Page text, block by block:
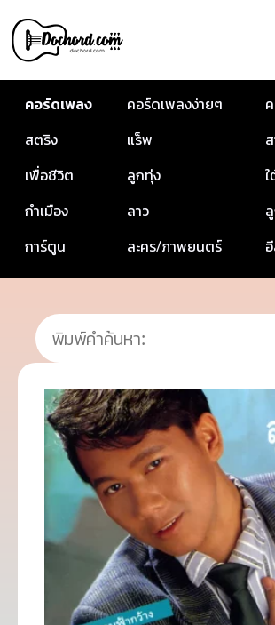
คอร์ดเพลง คอร์ดเพลงง่ายๆ
สตริง
แร็พ
เพื่อชีวิต
ลูกทุ่ง
กำเมือง
ลาว
การ์ตูน
ละคร/ภาพยนตร์